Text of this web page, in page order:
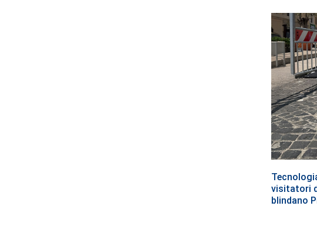
visitatori
blindano